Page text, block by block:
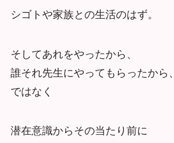
シゴトや家族との生活のはず。
そしてあれをやったから、
誰それ先生にやってもらったから、
ではなく
潜在意識からその当たり前に